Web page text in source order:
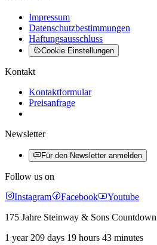
Impressum
Datenschutzbestimmungen
Haftungsausschluss
Cookie Einstellungen
Kontakt
Kontaktformular
Preisanfrage
Newsletter
Für den Newsletter anmelden
Follow us on
Instagram
Facebook
Youtube
175 Jahre Steinway & Sons Countdown
1 year 209 days 19 hours 43 minutes